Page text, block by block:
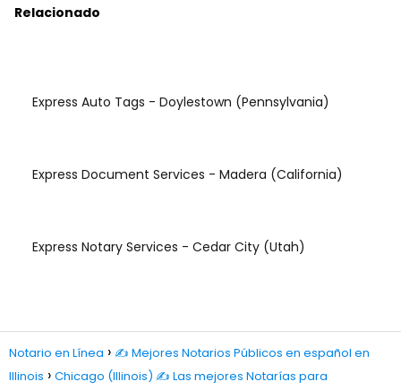
Relacionado
Express Auto Tags - Doylestown (Pennsylvania)
Express Document Services - Madera (California)
Express Notary Services - Cedar City (Utah)
Notario en Línea
✍️ Mejores Notarios Públicos en español en
Illinois
Chicago (Illinois) ✍️ Las mejores Notarías para